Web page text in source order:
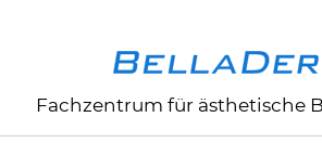
Fachzentrum für ästhetische